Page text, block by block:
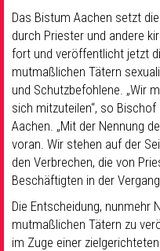
Das Bistum Aachen setzt
durch Priester und andere
fort und veröffentlicht jetzt
mutmaßlichen Tätern
und Schutzbefohlene. „Wir
sich mitzuteilen“, so
Aachen. „Mit der Nennung
voran. Wir stehen auf der
den Verbrechen, die von
Beschäftigten in der
Die Entscheidung, nunmehr
mutmaßlichen Tätern zu
im Zuge einer